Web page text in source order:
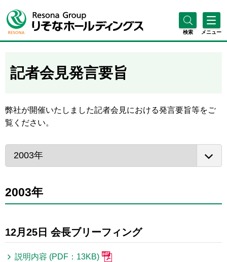
検索 メニュー
記者会見発言要旨
弊社が開催いたしました記者会見における発言要旨等をご
覧ください。
2003年
12月25日 会長ブリーフィング
説明内容 (PDF：13KB)